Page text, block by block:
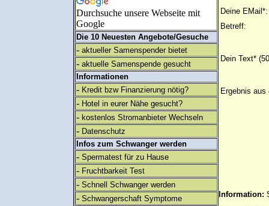
Durchsuche unsere Webseite mit
Google
Die 10 Neuesten Angebote/Gesuche
- aktueller Samenspender bietet
- aktuelle Samenspende gesucht
Informationen
- Kredit bzw Finanzierung nötig?
- Hotel in eurer Nähe gesucht?
- kostenlos Stromanbieter Wechseln
- Datenschutz
Infos zum Schwanger werden
- Spermatest für zu Hause
- Fruchtbarkeit Test
- Schnell Schwanger werden
- Schwangerschaft Symptome
Deine EMail*:
Betreff:
Dein Text*
Ergebnis aus
Information: